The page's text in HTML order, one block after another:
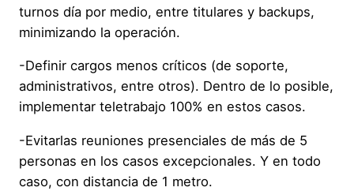
turnos día por medio, entre titulares y backups,
minimizando la operación.
-Definir cargos menos críticos (de soporte,
administrativos, entre otros). Dentro de lo posible,
implementar teletrabajo 100% en estos casos.
-Evitarlas reuniones presenciales de más de 5
personas en los casos excepcionales. Y en todo
caso, con distancia de 1 metro.